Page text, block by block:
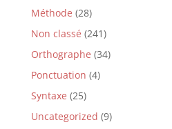
Méthode (28)
Non classé (241)
Orthographe (34)
Ponctuation (4)
Syntaxe (25)
Uncategorized (9)